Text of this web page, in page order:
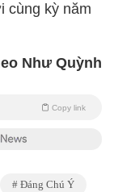
cùng kỳ năm
Như Quỳnh
Copy link
Đáng Chú Ý